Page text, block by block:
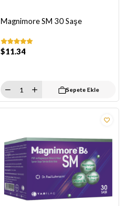
Magnimore SM 30 Saşe
$11.34
Sepete Ekle